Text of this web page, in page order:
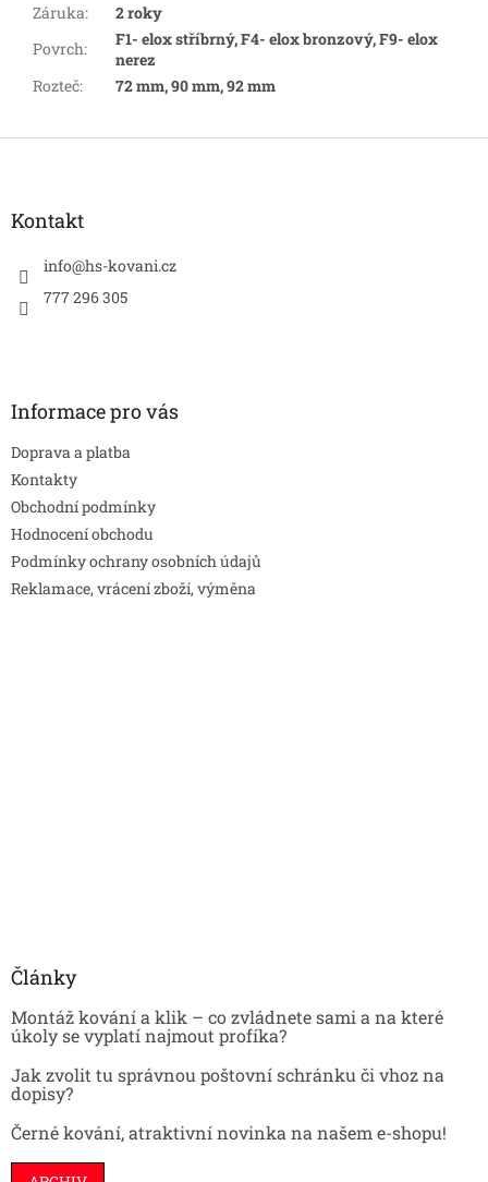
Záruka:
2 roky
Povrch:
F1- elox stříbrný, F4- elox bronzový, F9- elox
nerez
Rozteč: 72 mm, 90 mm, 92 mm
Z
Kontakt
info@hs-kovani.cz
777 296 305
Informace pro vás
Doprava a platba
Kontakty
Obchodní podmínky
Hodnocení obchodu
Podmínky ochrany osobních údajů
Reklamace, vrácení zboží, výměna
Články
Montáž kování a klik – co zvládnete sami a na které
úkoly se vyplatí najmout profíka?
Jak zvolit tu správnou poštovní schránku či vhoz na
dopisy?
Černé kování, atraktivní novinka na našem e-shopu!